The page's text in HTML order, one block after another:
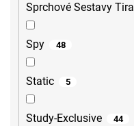
Sprchové Sestavy Tira
Spy 48
Static 5
Study-Exclusive 44